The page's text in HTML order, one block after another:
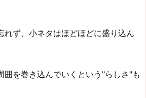
れず、小ネタはほどほどに盛り込ん
囲を巻き込んでいくという"らしさ"も